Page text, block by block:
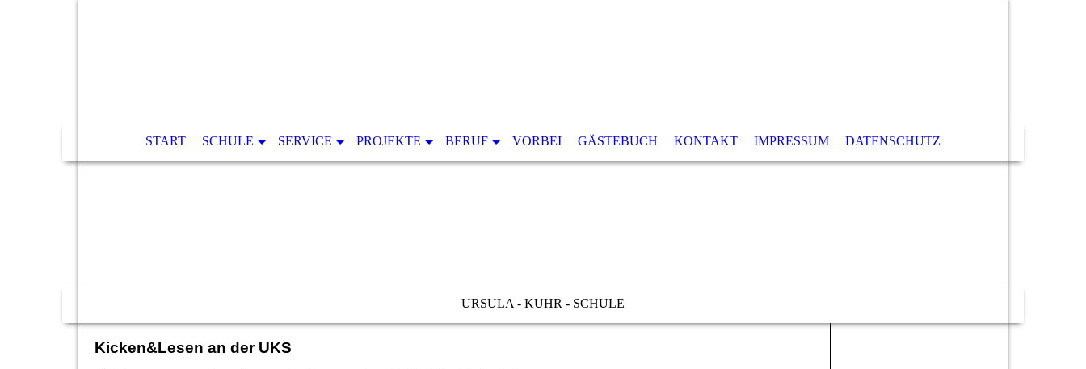
START SCHULE SERVICE PROJEKTE BERUF VORBEI GÄSTEBUCH KONTAKT IMPRESSUM DATENSCHUTZ
URSULA - KUHR - SCHULE
Kicken&Lesen an der UKS